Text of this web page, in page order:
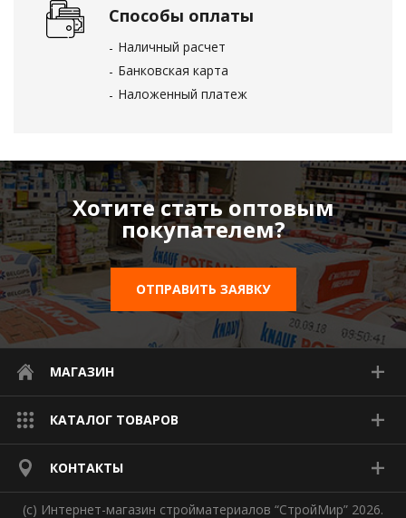
Способы оплаты
Наличный расчет
Банковская карта
Наложенный платеж
Хотите стать оптовым
покупателем?
ОТПРАВИТЬ ЗАЯВКУ
МАГАЗИН
КАТАЛОГ ТОВАРОВ
КОНТАКТЫ
(с) Интернет-магазин стройматериалов “СтройМир” 2026.